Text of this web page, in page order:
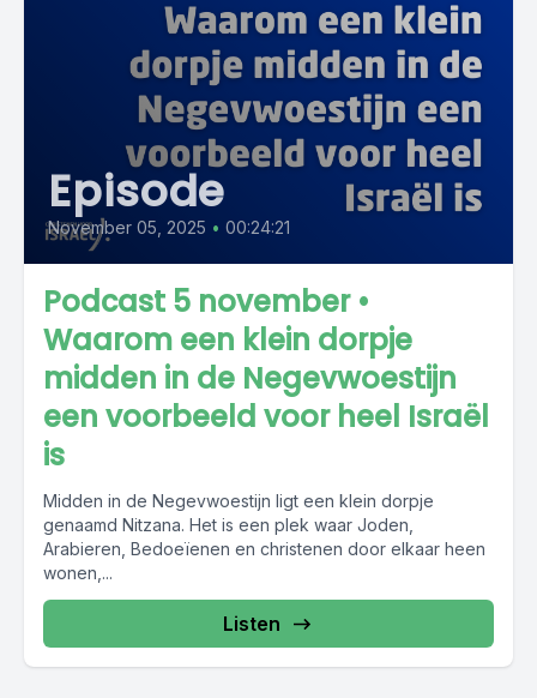
Episode
November 05, 2025 • 00:24:21
Podcast 5 november •
Waarom een klein dorpje
midden in de Negevwoestijn
een voorbeeld voor heel Israël
is
Midden in de Negevwoestijn ligt een klein dorpje
genaamd Nitzana. Het is een plek waar Joden,
Arabieren, Bedoeïenen en christenen door elkaar heen
wonen,...
Listen